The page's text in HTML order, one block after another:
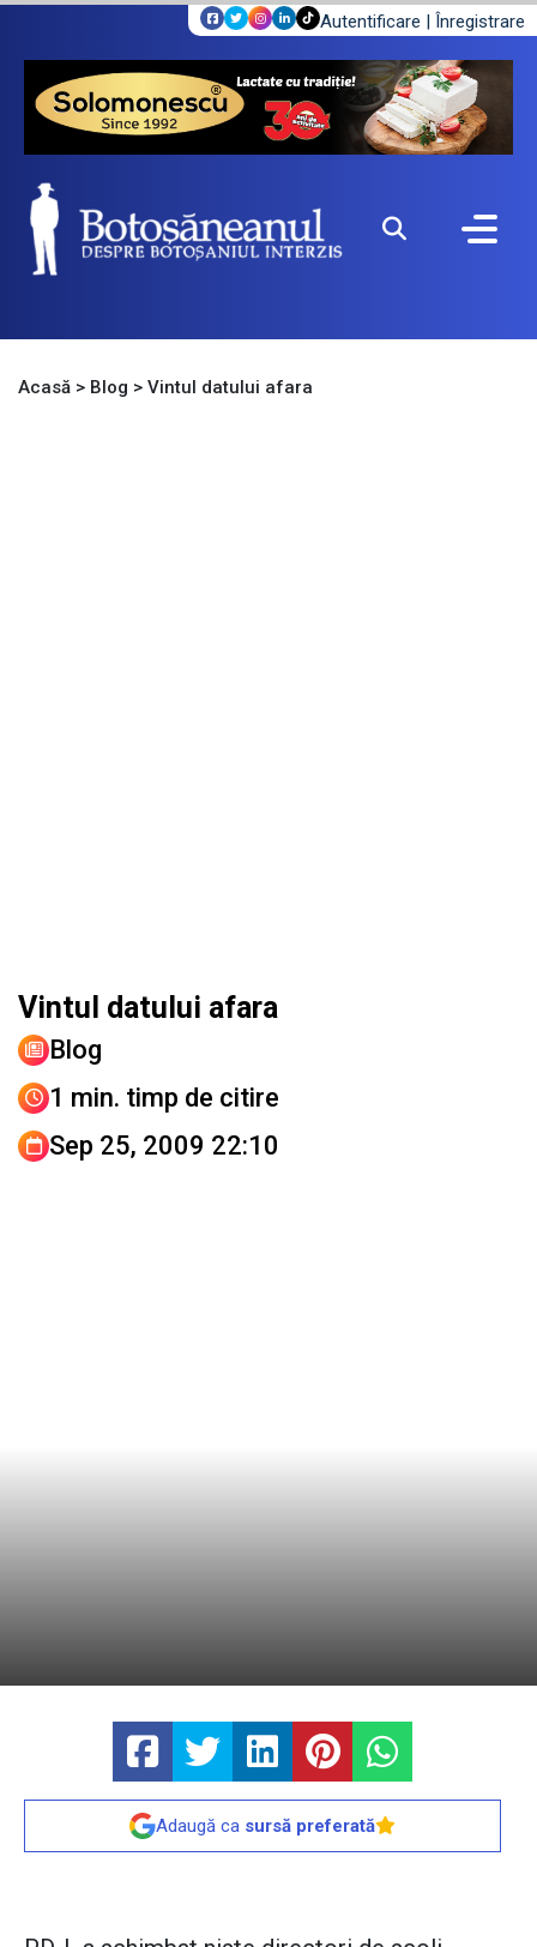
Autentificare | Înregistrare
Acasă > Blog > Vintul datului afara
Vintul datului afara
Blog
1 min. timp de citire
Sep 25, 2009 22:10
Adaugă ca sursă preferată